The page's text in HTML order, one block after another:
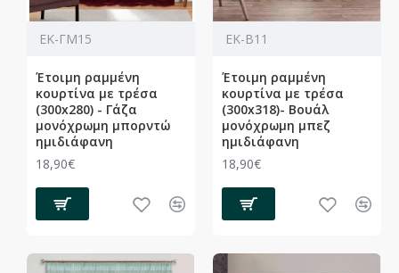
ΕΚ-ΓΜ15
Έτοιμη ραμμένη
κουρτίνα με τρέσα
(300x280) - Γάζα
μονόχρωμη μπορντώ
ημιδιάφανη
18,90€
ΕΚ-Β11
Έτοιμη ραμμένη
κουρτίνα με τρέσα
(300x318)- Βουάλ
μονόχρωμη μπεζ
ημιδιάφανη
18,90€